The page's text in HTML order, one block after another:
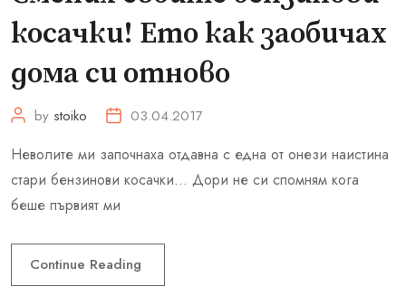
косачки! Ето как заобичах
дома си отново
by stoiko 03.04.2017
Неволите ми започнаха отдавна с една от онези наистина
стари бензинови косачки… Дори не си спомням кога
беше първият ми
Continue Reading